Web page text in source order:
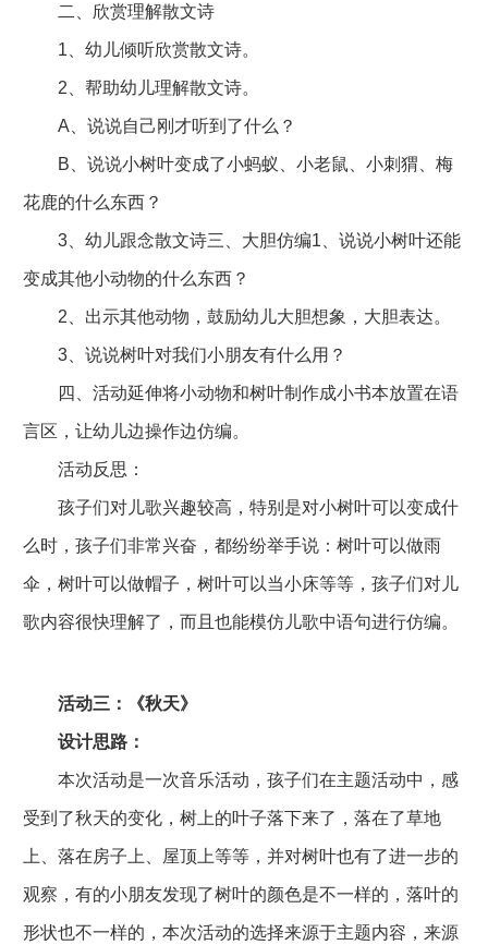
二、欣赏理解散文诗
1、幼儿倾听欣赏散文诗。
2、帮助幼儿理解散文诗。
A、说说自己刚才听到了什么？
B、说说小树叶变成了小蚂蚁、小老鼠、小刺猬、梅
花鹿的什么东西？
3、幼儿跟念散文诗三、大胆仿编1、说说小树叶还能
变成其他小动物的什么东西？
2、出示其他动物，鼓励幼儿大胆想象，大胆表达。
3、说说树叶对我们小朋友有什么用？
四、活动延伸将小动物和树叶制作成小书本放置在语
言区，让幼儿边操作边仿编。
活动反思：
孩子们对儿歌兴趣较高，特别是对小树叶可以变成什
么时，孩子们非常兴奋，都纷纷举手说：树叶可以做雨
伞，树叶可以做帽子，树叶可以当小床等等，孩子们对儿
歌内容很快理解了，而且也能模仿儿歌中语句进行仿编。
活动三：《秋天》
设计思路：
本次活动是一次音乐活动，孩子们在主题活动中，感
受到了秋天的变化，树上的叶子落下来了，落在了草地
上、落在房子上、屋顶上等等，并对树叶也有了进一步的
观察，有的小朋友发现了树叶的颜色是不一样的，落叶的
形状也不一样的，本次活动的选择来源于主题内容，来源